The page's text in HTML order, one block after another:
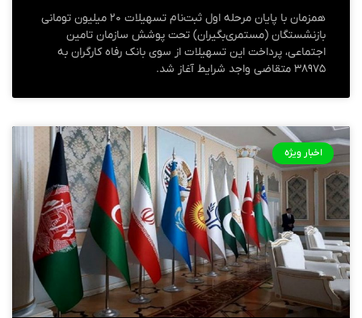
همزمان با پایان مرحله اول ثبت‌نام تسهیلات ۲۰ میلیون تومانی
بازنشستگان (مستمری‌بگیران) تحت پوشش سازمان تامین
اجتماعی، پرداخت این تسهیلات از سوی بانک رفاه کارگران به
۳۸۹۷۵ متقاضی واجد شرایط آغاز شد.
اخبار ویژه